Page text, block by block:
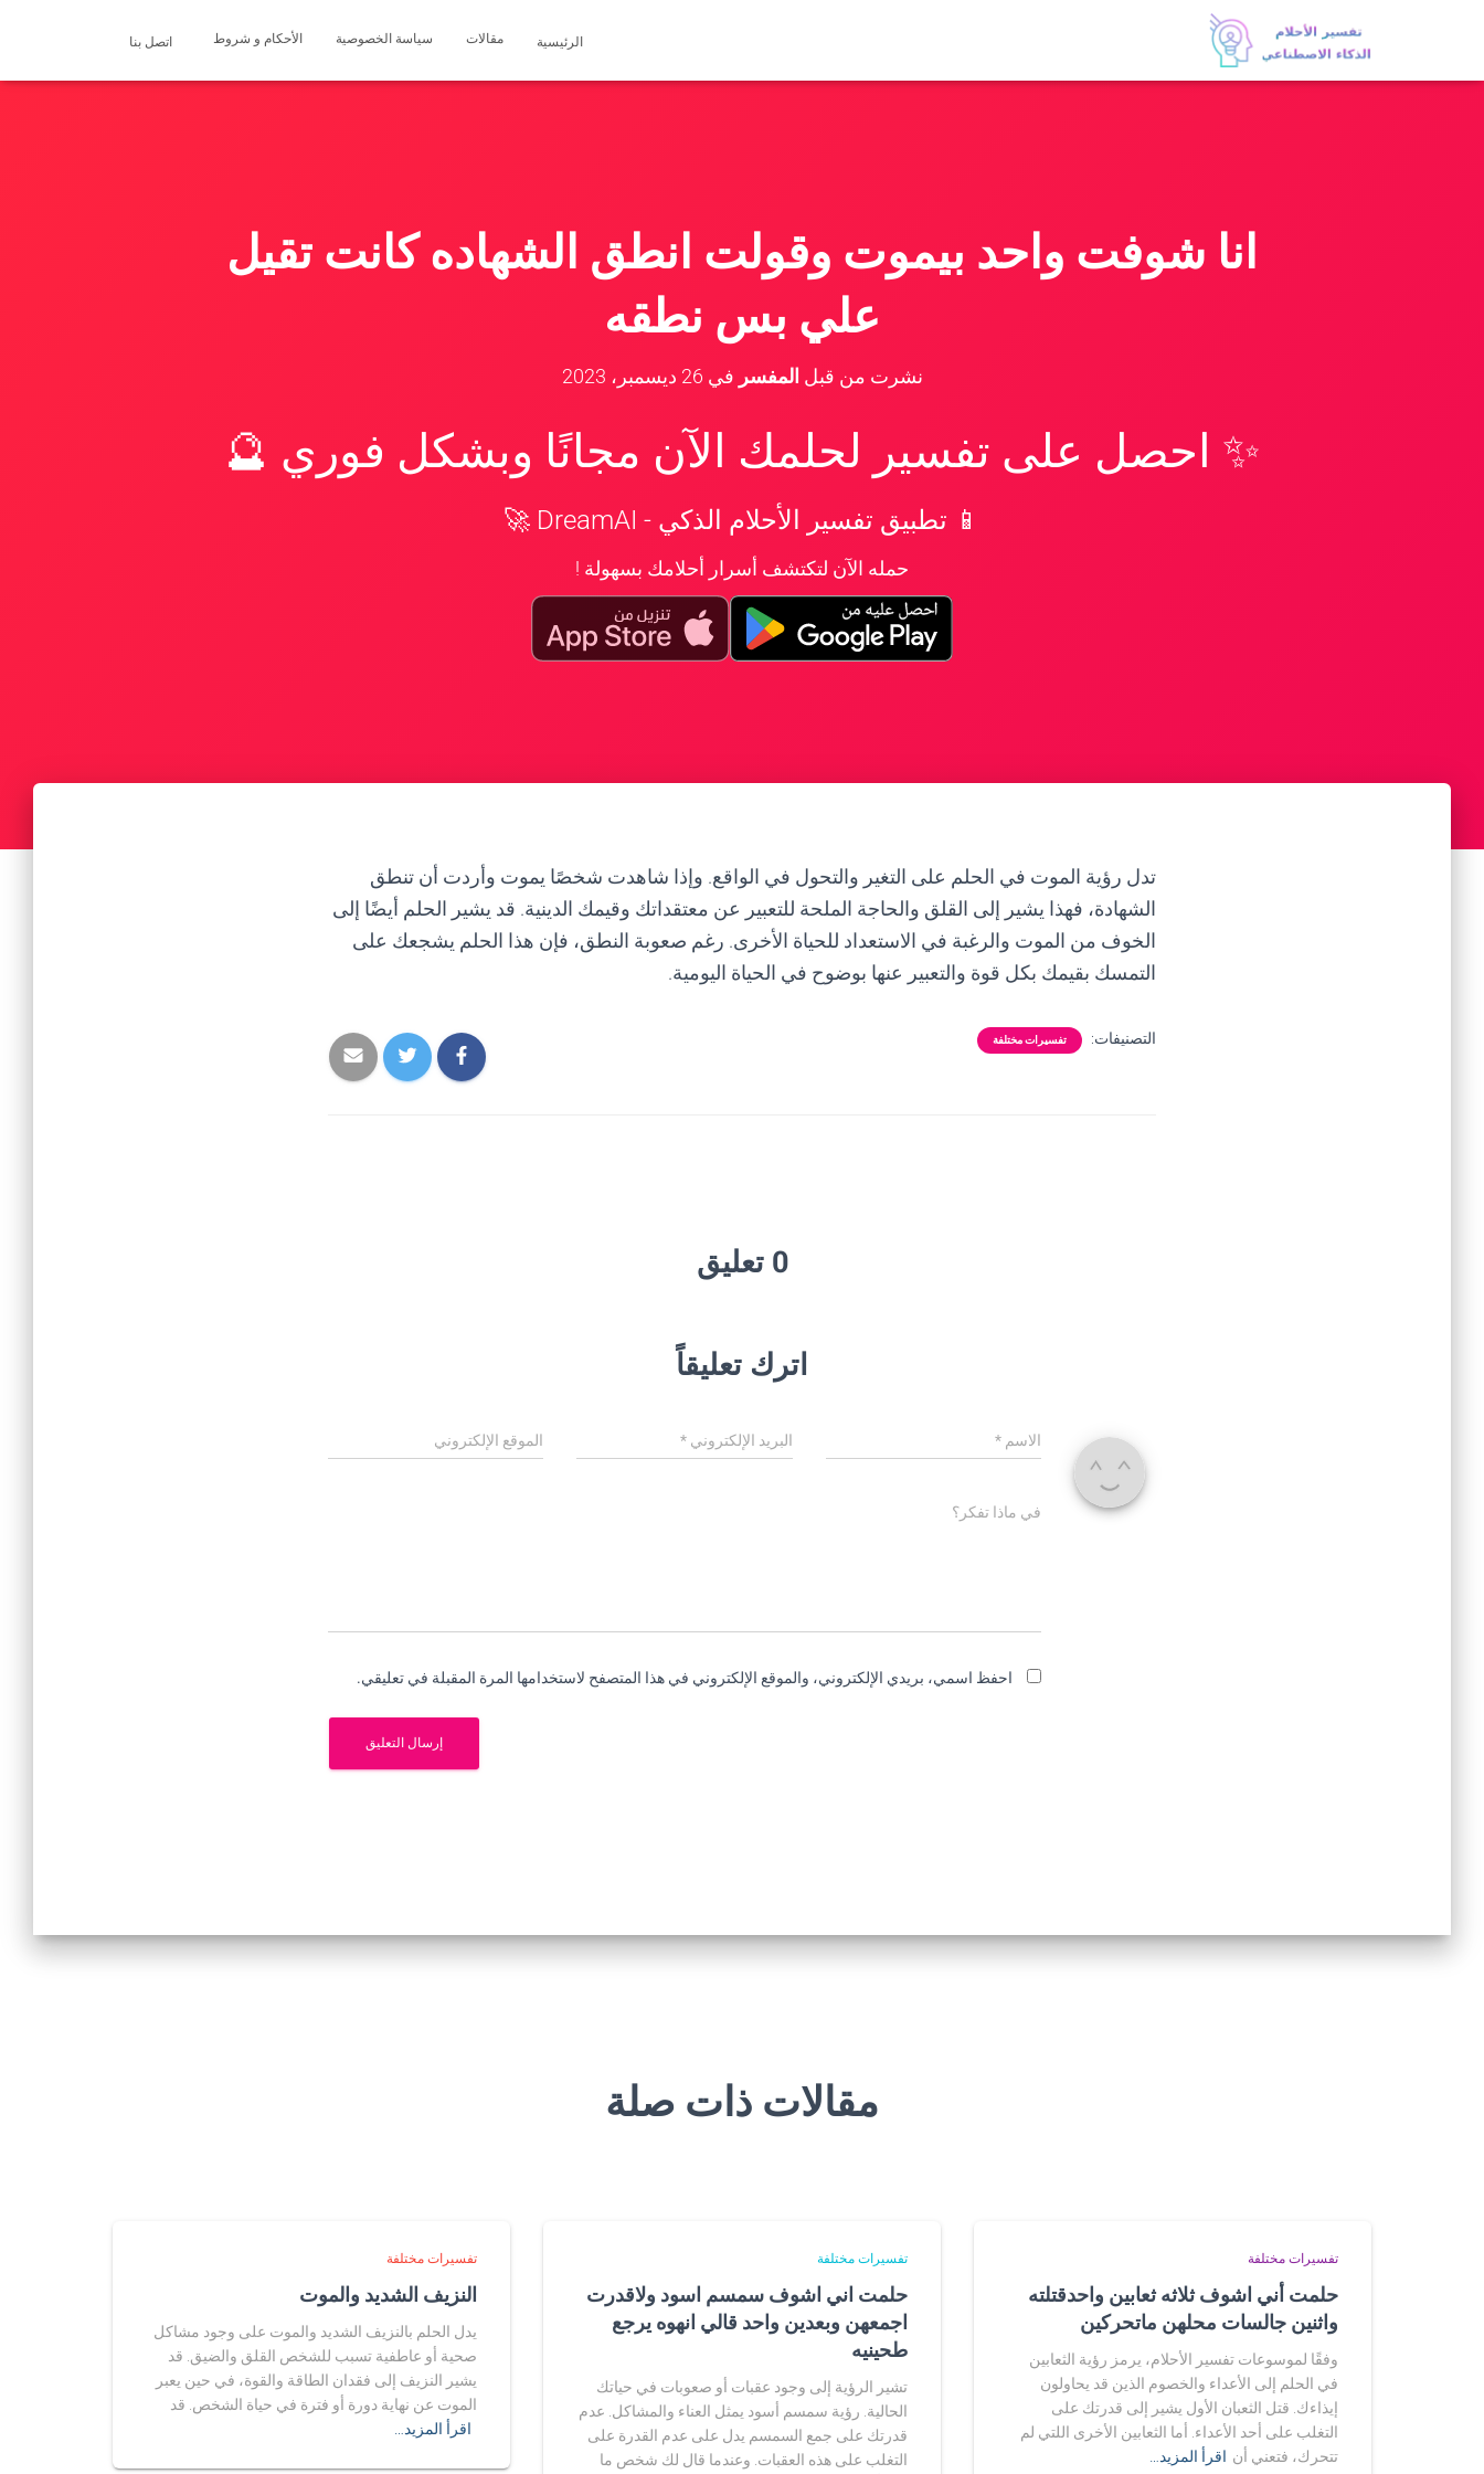
الرئيسية مقالات سياسة الخصوصية الأحكام و شروط اتصل بنا
انا شوفت واحد بيموت وقولت انطق الشهاده كانت تقيل
علي بس نطقه
نشرت من قبل المفسر في 26 ديسمبر، 2023
✨ احصل على تفسير لحلمك الآن مجانًا وبشكل فوري 🔮
📱 تطبيق تفسير الأحلام الذكي - DreamAI 🚀
حمله الآن لتكتشف أسرار أحلامك بسهولة !
تدل رؤية الموت في الحلم على التغير والتحول في الواقع. وإذا شاهدت شخصًا يموت وأردت أن تنطق
الشهادة، فهذا يشير إلى القلق والحاجة الملحة للتعبير عن معتقداتك وقيمك الدينية. قد يشير الحلم أيضًا إلى
الخوف من الموت والرغبة في الاستعداد للحياة الأخرى. رغم صعوبة النطق، فإن هذا الحلم يشجعك على
التمسك بقيمك بكل قوة والتعبير عنها بوضوح في الحياة اليومية.
التصنيفات: تفسيرات مختلفة
0 تعليق
اترك تعليقاً
الاسم * البريد الإلكتروني* الموقع الإلكتروني
في ماذا تفكر؟
احفظ اسمي، بريدي الإلكتروني، والموقع الإلكتروني في هذا المتصفح لاستخدامها المرة المقبلة في تعليقي.
مقالات ذات صلة
تفسيرات مختلفة
حلمت أني اشوف ثلاثه ثعابين واحدقتلته
واثنين جالسات محلهن ماتحركين
وفقًا لموسوعات تفسير الأحلام، يرمز رؤية الثعابين
في الحلم إلى الأعداء والخصوم الذين قد يحاولون
إيذاءك. قتل الثعبان الأول يشير إلى قدرتك على
التغلب على أحد الأعداء. أما الثعابين الأخرى اللتي لم
تتحرك، فتعني أن اقرأ المزيد…
تفسيرات مختلفة
حلمت اني اشوف سمسم اسود ولاقدرت
اجمعهن وبعدين واحد قالي انهوه يرجع
طحينيه
تشير الرؤية إلى وجود عقبات أو صعوبات في حياتك
الحالية. رؤية سمسم أسود يمثل العناء والمشاكل. عدم
قدرتك على جمع السمسم يدل على عدم القدرة على
التغلب على هذه العقبات. وعندما قال لك شخص ما
تفسيرات مختلفة
النزيف الشديد والموت
يدل الحلم بالنزيف الشديد والموت على وجود مشاكل
صحية أو عاطفية تسبب للشخص القلق والضيق. قد
يشير النزيف إلى فقدان الطاقة والقوة، في حين يعبر
الموت عن نهاية دورة أو فترة في حياة الشخص. قد
اقرأ المزيد…